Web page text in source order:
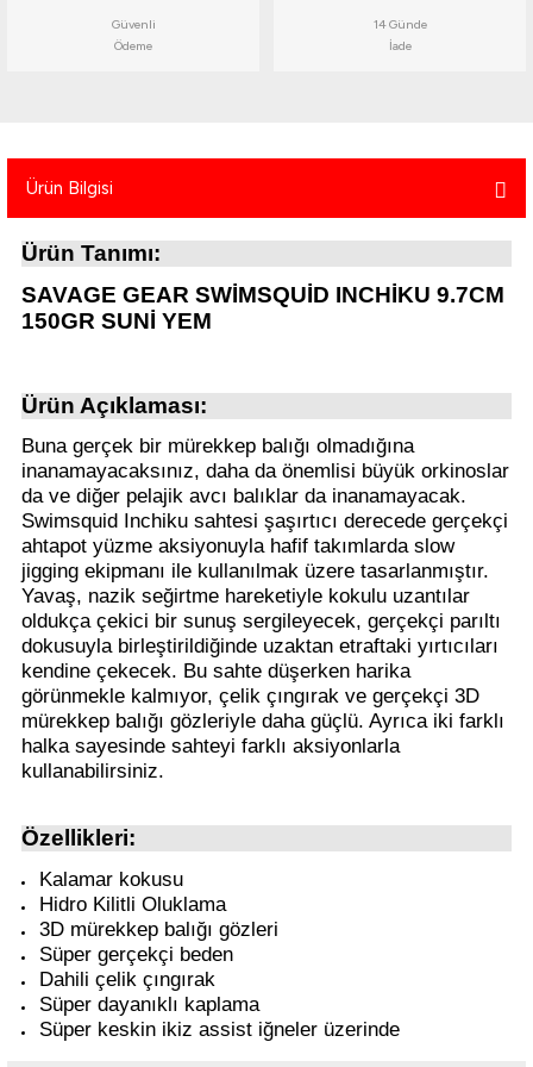
Malzemeleri
Minder)
Woodland
Kalma Ürünleri
Güvenli
Ödeme
14 Günde
İade
Ürün Bilgisi
Ürün Tanımı:
SAVAGE GEAR SWİMSQUİD INCHİKU 9.7CM
150GR SUNİ YEM
Ürün Açıklaması:
Buna gerçek bir mürekkep balığı olmadığına
inanamayacaksınız, daha da önemlisi büyük orkinoslar
da ve diğer pelajik avcı balıklar da inanamayacak.
Swimsquid Inchiku sahtesi şaşırtıcı derecede gerçekçi
ahtapot yüzme aksiyonuyla hafif takımlarda slow
jigging ekipmanı ile kullanılmak üzere tasarlanmıştır.
Yavaş, nazik seğirtme hareketiyle kokulu uzantılar
oldukça çekici bir sunuş sergileyecek, gerçekçi parıltı
dokusuyla birleştirildiğinde uzaktan etraftaki yırtıcıları
kendine çekecek. Bu sahte düşerken harika
görünmekle kalmıyor, çelik çıngırak ve gerçekçi 3D
mürekkep balığı gözleriyle daha güçlü. Ayrıca iki farklı
halka sayesinde sahteyi farklı aksiyonlarla
kullanabilirsiniz.
Özellikleri:
Kalamar kokusu
Hidro Kilitli Oluklama
3D mürekkep balığı gözleri
Süper gerçekçi beden
Dahili çelik çıngırak
Süper dayanıklı kaplama
Süper keskin ikiz assist iğneler üzerinde